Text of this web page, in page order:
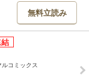
無料立読み
コミックス